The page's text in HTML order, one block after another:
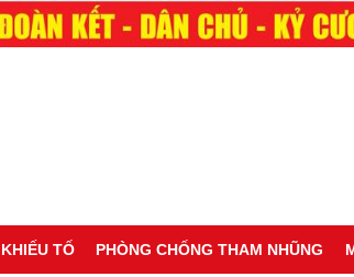
TỐ PHÒNG CHỐNG THAM NHŨNG